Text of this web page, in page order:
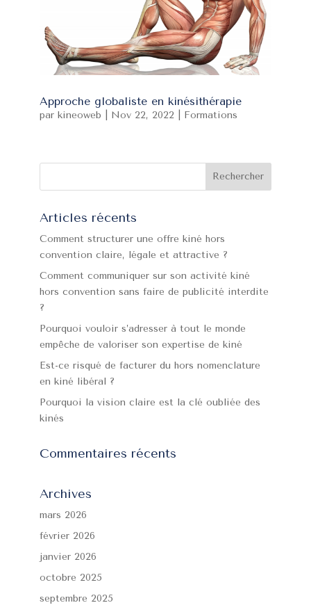
Approche globaliste en kinésithérapie
par kineoweb Nov 22, 2022| Formations
Articles récents
Comment structurer une offre kiné hors
convention claire, légale et attractive ?
Comment communiquer sur son activité kiné
hors convention sans faire de publicité interdite
?
Pourquoi vouloir s’adresser à tout le monde
empêche de valoriser son expertise de kiné
Est-ce risqué de facturer du hors nomenclature
en kiné libéral ?
Pourquoi la vision claire est la clé oubliée des
kinés
Commentaires récents
Archives
mars 2026
février 2026
janvier 2026
octobre 2025
septembre 2025